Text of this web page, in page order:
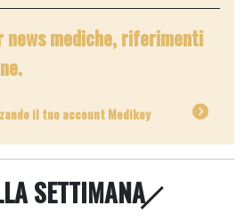
news mediche, riferimenti
il tuo account Medikey
SETTIMANA